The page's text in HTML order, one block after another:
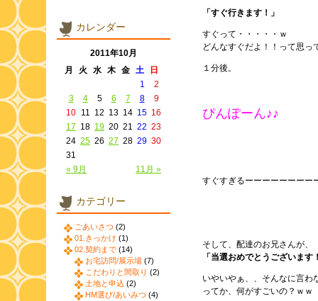
「すぐ行きます！」
すぐって・・・・・ｗ
どんなすぐだよ！！って思っ
１分後。
ぴんぽーん♪♪
すぐすぎるーーーーーーーー
そして、配達のお兄さんが、
「当選おめでとうございま
いやいやぁ、、そんなに言わ
ってか、何がすごいの？ｗｗ
カレンダー
2011年10月
月
火 水 木 金 土 日
« 9月 11月 »
1
2
3
4 5 6 7 8
9
10 11 12 13 14 15 16
17 18 19 20 21 22 23
24 25 26 27 28 29 30
31
カテゴリー
ごあいさつ (2)
01.きっかけ (1)
02.契約まで (14)
お宅訪問/展示場 (7)
こだわりと間取り (2)
土地と申込 (2)
HM選び/あいみつ (4)